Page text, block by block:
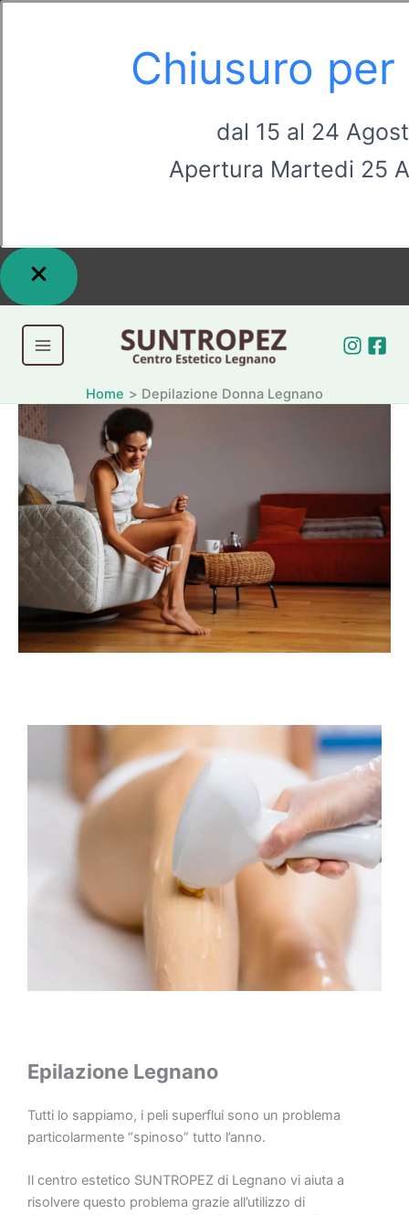
Chiusuro per
dal 15 al 24
Apertura Martedi 25
contenuto
Home Depilazione Donna Legnano
Epilazione Legnano
Tutti lo sappiamo, i peli superflui sono un problema
particolarmente “spinoso” tutto l’anno.
Il centro estetico SUNTROPEZ di Legnano vi aiuta a
risolvere questo problema grazie all’utilizzo di